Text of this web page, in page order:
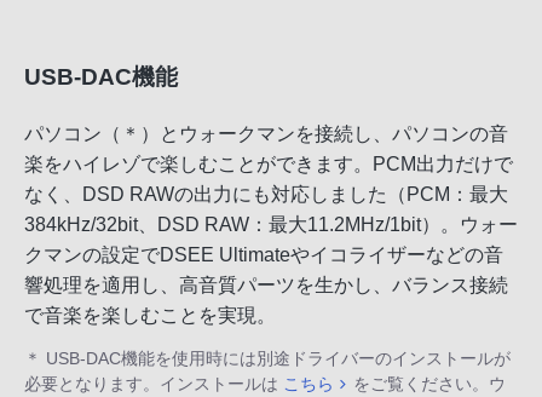
USB-DAC機能
パソコン（＊）とウォークマンを接続し、パソコンの音
楽をハイレゾで楽しむことができます。PCM出力だけで
なく、DSD RAWの出力にも対応しました（PCM：最大
384kHz/32bit、DSD RAW：最大11.2MHz/1bit）。ウォー
クマンの設定でDSEE Ultimateやイコライザーなどの音
響処理を適用し、高音質パーツを生かし、バランス接続
で音楽を楽しむことを実現。
＊ USB-DAC機能を使用時には別途ドライバーのインストールが
必要となります。インストールは こちら
をご覧ください。ウ